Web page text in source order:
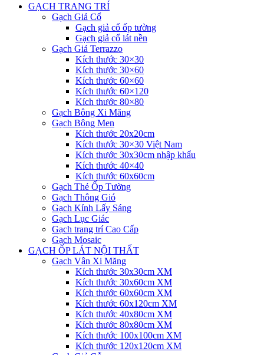
GẠCH TRANG TRÍ
Gạch Giả Cổ
Gạch giả cổ ốp tường
Gạch giả cổ lát nền
Gạch Giả Terrazzo
Kích thước 30×30
Kích thước 30×60
Kích thước 60×60
Kích thước 60×120
Kích thước 80×80
Gạch Bông Xi Măng
Gạch Bông Men
Kích thước 20x20cm
Kích thước 30×30 Việt Nam
Kích thước 30x30cm nhập khẩu
Kích thước 40×40
Kích thước 60x60cm
Gạch Thẻ Ốp Tường
Gạch Thông Gió
Gạch Kính Lấy Sáng
Gạch Lục Giác
Gạch trang trí Cao Cấp
Gạch Mosaic
GẠCH ỐP LÁT NỘI THẤT
Gạch Vân Xi Măng
Kích thước 30x30cm XM
Kích thước 30x60cm XM
Kích thước 60x60cm XM
Kích thước 60x120cm XM
Kích thước 40x80cm XM
Kích thước 80x80cm XM
Kích thước 100x100cm XM
Kích thước 120x120cm XM